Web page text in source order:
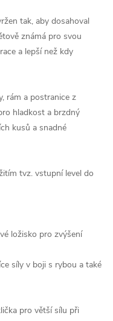
tak, aby dosahoval
známá pro svou
a lepší než kdy
rám a postranice z
hladkost a brzdný
kusů a snadné
tvz. vstupní level do
ložisko pro zvýšení
síly v boji s rybou a také
pro větší sílu při